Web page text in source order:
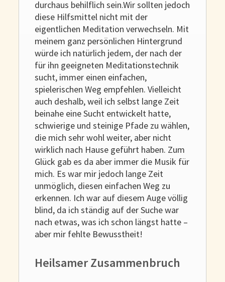
durchaus behilflich sein.Wir sollten jedoch
diese Hilfsmittel nicht mit der
eigentlichen Meditation verwechseln. Mit
meinem ganz persönlichen Hintergrund
würde ich natürlich jedem, der nach der
für ihn geeigneten Meditationstechnik
sucht, immer einen einfachen,
spielerischen Weg empfehlen. Vielleicht
auch deshalb, weil ich selbst lange Zeit
beinahe eine Sucht entwickelt hatte,
schwierige und steinige Pfade zu wählen,
die mich sehr wohl weiter, aber nicht
wirklich nach Hause geführt haben. Zum
Glück gab es da aber immer die Musik für
mich. Es war mir jedoch lange Zeit
unmöglich, diesen einfachen Weg zu
erkennen. Ich war auf diesem Auge völlig
blind, da ich ständig auf der Suche war
nach etwas, was ich schon längst hatte –
aber mir fehlte Bewusstheit!
Heilsamer Zusammenbruch